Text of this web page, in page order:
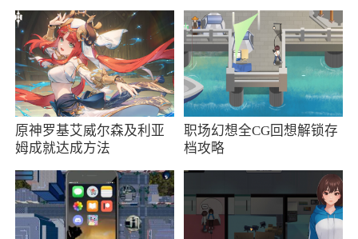
5、开局兵种：
人族→队长：召唤3个民兵，散肉，基本都可
以拦住第一波兵，然后看对面出兵转型或者补位
人族→总指挥：召唤3个步兵，散肉，半肉半
输出，除非人海，中期作用不大，怕群伤
人族→海军：大肉！输出低，没输出时候出
就是帮助对面屯兵杀王
人族→骑士：单体输出偏高，吸血，半肉半
原神罗基艾威尔森及利亚
姆成就达成方法
职场幻想全CG回想解锁存
档攻略